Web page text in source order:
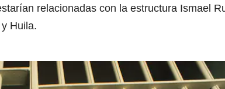
relacionadas con la estructura Ismael
Huila.